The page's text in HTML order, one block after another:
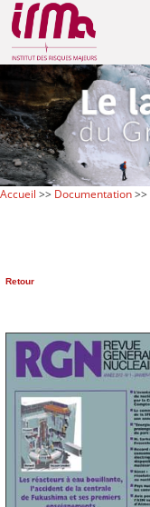
Accueil >> Documentation>>
Retour